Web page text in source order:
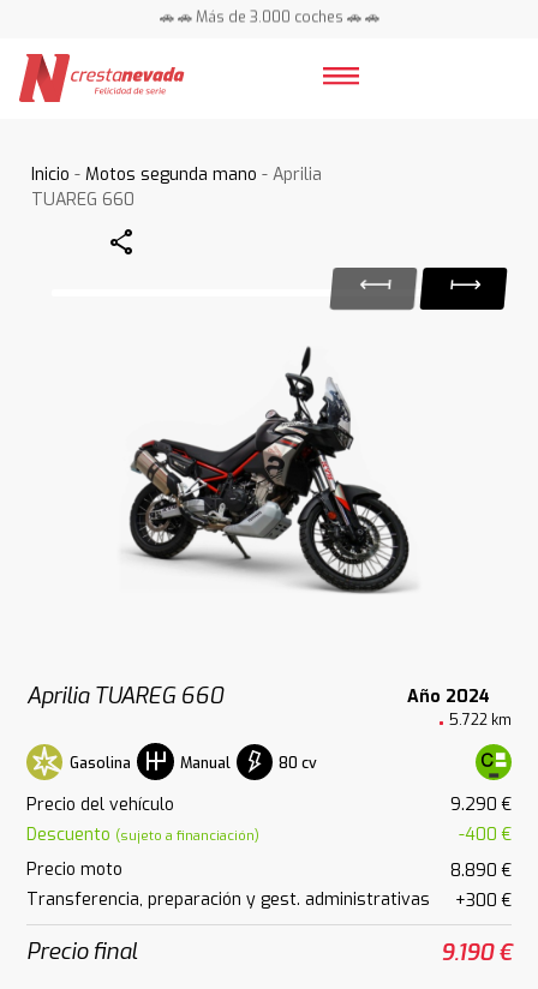
🚗 🚗 Más de 3.000 coches 🚗 🚗
Inicio -Motos segunda mano - Aprilia
TUAREG 660
Share
Aprilia TUAREG 660 Año 2024
5.722 km
Gasolina Manual 80 cv
Precio del vehículo
9.290 €
Descuento (sujeto a financiación)
-400 €
Precio moto
8.890 €
Transferencia, preparación y gest. administrativas
+300 €
Precio final 9.190 €